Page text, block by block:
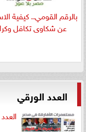
بالرقم القومي.. كيفية
عن شكاوى تكافل
العدد الورقي